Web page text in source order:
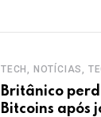
TECH, NOTÍCIAS,
Britânico
Bitcoins após